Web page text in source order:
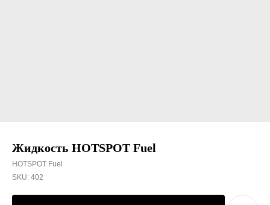
Жидкость HOTSPOT Fuel
HOTSPOT Fuel
SKU: 402